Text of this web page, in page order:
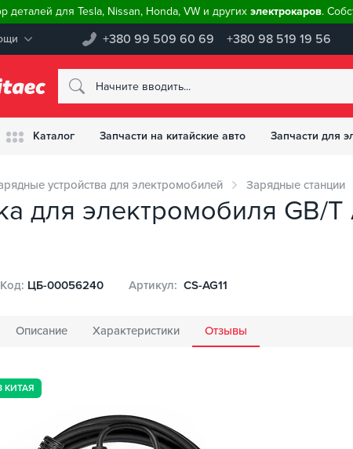
деталей для Tesla, Nissan, Honda, VW и других электрокаров.
+380 99 509 60 69 +380 98 519 19 56
Каталог Запчасти на китайские авто Запчасти для
устройства для электромобилей Зарядные станции
для электромобиля GB/T
Описание Характеристики Отзывы
Код: ЦБ-00056240 Артикул: CS-AG11
КИТАЯ